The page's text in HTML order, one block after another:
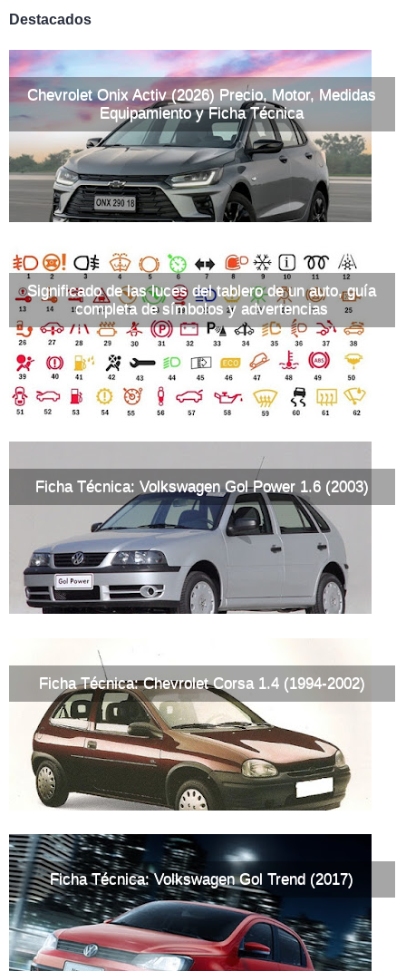
Destacados
Chevrolet Onix Activ (2026) Precio, Motor, Medidas
Equipamiento y Ficha Técnica
Significado de las luces del tablero de un auto, guía
completa de símbolos y advertencias
Ficha Técnica: Volkswagen Gol Power 1.6 (2003)
Ficha Técnica: Chevrolet Corsa 1.4 (1994-2002)
Ficha Técnica: Volkswagen Gol Trend (2017)